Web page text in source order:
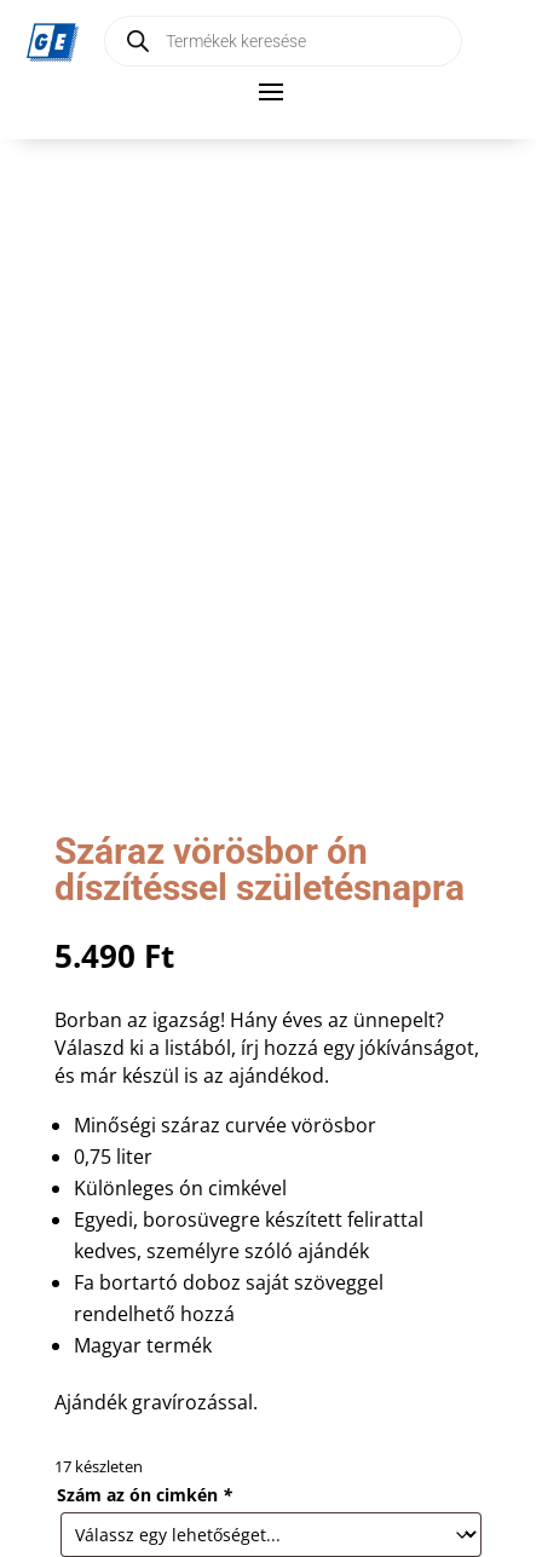
search
Száraz vörösbor ón
díszítéssel születésnapra
5.490 Ft
Borban az igazság! Hány éves az ünnepelt?
Válaszd ki a listából, írj hozzá egy jókívánságot,
és már készül is az ajándékod.
Minőségi száraz curvée vörösbor
0,75 liter
Különleges ón cimkével
Egyedi, borosüvegre készített felirattal
kedves, személyre szóló ajándék
Fa bortartó doboz saját szöveggel
rendelhető hozzá
Magyar termék
Ajándék gravírozással.
17 készleten
Szám az ón cimkén *